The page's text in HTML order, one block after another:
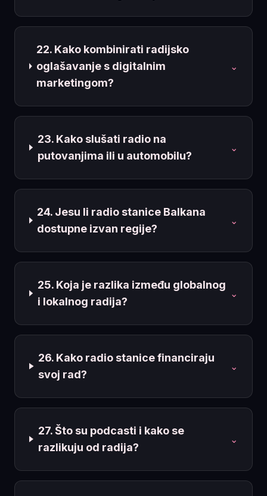
22. Kako kombinirati radijsko
oglašavanje s digitalnim
marketingom?
⌄
23. Kako slušati radio na
putovanjima ili u automobilu?
⌄
24. Jesu li radio stanice Balkana
dostupne izvan regije?
⌄
25. Koja je razlika između globalnog
i lokalnog radija?
⌄
26. Kako radio stanice financiraju
svoj rad?
⌄
27. Što su podcasti i kako se
razlikuju od radija?
⌄